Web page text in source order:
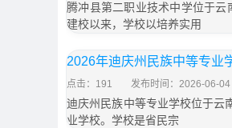
腾冲县第二职业技术中学位于云
建校以来，学校以培养实用
2026年迪庆州民族中等专业
点击：191 发布时间：2026-06-04
迪庆州民族中等专业学校位于云
业学校。学校是省民宗